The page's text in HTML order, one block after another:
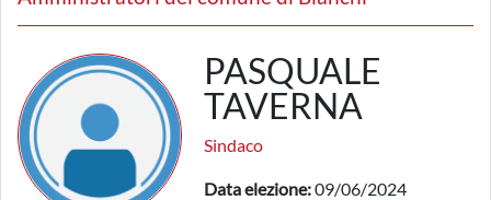
PASQUALE
TAVERNA
Sindaco
Data elezione:09/06/2024